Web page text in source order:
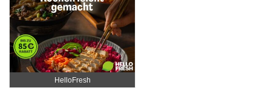
HelloFresh